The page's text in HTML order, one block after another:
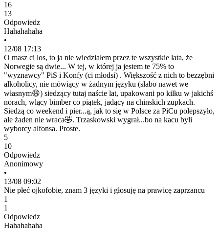
16
13
Odpowiedz
Hahahahaha
•
12/08 17:13
O masz ci los, to ja nie wiedziałem przez te wszystkie lata, że
Norwegie są dwie... W tej, w której ja jestem te 75% to
"wyznawcy" PiS i Konfy (ci młodsi) . Większość z nich to bezzębni
alkoholicy, nie mówiący w żadnym języku (słabo nawet we
własnym😆) siedzący tutaj naście lat, upakowani po kilku w jakichś
norach, wlący bimber co piątek, jadący na chinskich zupkach.
Siedzą co weekend i pier...ą, jak to się w Polsce za PiCu polepszyło,
ale żaden nie wraca🤣. Trzaskowski wygrał...bo na kacu byli
wyborcy alfonsa. Proste.
5
10
Odpowiedz
Anonimowy
•
13/08 09:02
Nie płeć ojkofobie, znam 3 języki i głosuję na prawicę zaprzancu
1
1
Odpowiedz
Hahahahaha